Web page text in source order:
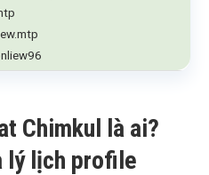
Chimkul là ai?
lý lịch profile